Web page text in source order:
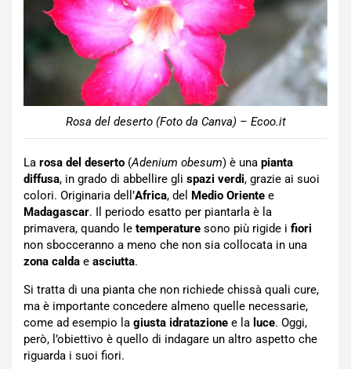
Rosa del deserto (Foto da Canva) – Ecoo.it
La rosa del deserto (Adenium obesum) è una pianta
diffusa, in grado di abbellire gli spazi verdi, grazie ai suoi
colori. Originaria dell’Africa, del Medio Oriente e
Madagascar. Il periodo esatto per piantarla è la
primavera, quando le temperature sono più rigide i fiori
non sbocceranno a meno che non sia collocata in una
zona calda e asciutta.
Si tratta di una pianta che non richiede chissà quali cure,
ma è importante concedere almeno quelle necessarie,
come ad esempio la giusta idratazione e la luce. Oggi,
però, l’obiettivo è quello di indagare un altro aspetto che
riguarda i suoi fiori.